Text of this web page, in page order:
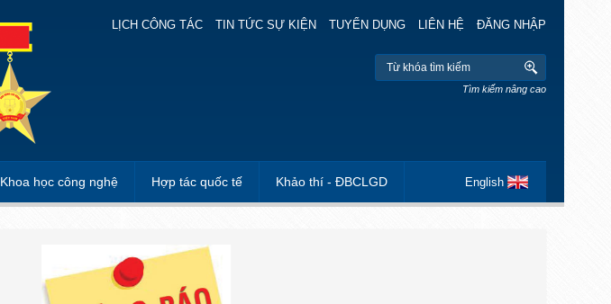
LỊCH CÔNG TÁC TIN TỨC SỰ KIỆN TUYỂN DỤNG LIÊN HỆ ĐĂNG NHẬP
Tìm kiếm nâng cao
Khoa học công nghệ Hợp tác quốc tế Khảo thí - ĐBCLGD English